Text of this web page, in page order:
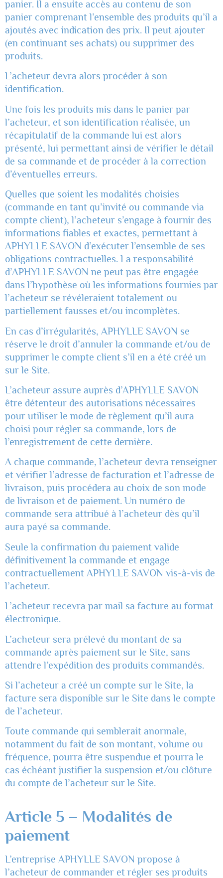
panier. Il a ensuite accès au contenu de son
panier comprenant l’ensemble des produits qu’il a
ajoutés avec indication des prix. Il peut ajouter
(en continuant ses achats) ou supprimer des
produits.
L’acheteur devra alors procéder à son
identification.
Une fois les produits mis dans le panier par
l’acheteur, et son identification réalisée, un
récapitulatif de la commande lui est alors
présenté, lui permettant ainsi de vérifier le détail
de sa commande et de procéder à la correction
d’éventuelles erreurs.
Quelles que soient les modalités choisies
(commande en tant qu’invité ou commande via
compte client), l’acheteur s’engage à fournir des
informations fiables et exactes, permettant à
APHYLLE SAVON d’exécuter l’ensemble de ses
obligations contractuelles. La responsabilité
d’APHYLLE SAVON ne peut pas être engagée
dans l’hypothèse où les informations fournies par
l’acheteur se révéleraient totalement ou
partiellement fausses et/ou incomplètes.
En cas d’irrégularités, APHYLLE SAVON se
réserve le droit d’annuler la commande et/ou de
supprimer le compte client s’il en a été créé un
sur le Site.
L’acheteur assure auprès d’APHYLLE SAVON
être détenteur des autorisations nécessaires
pour utiliser le mode de règlement qu’il aura
choisi pour régler sa commande, lors de
l’enregistrement de cette dernière.
A chaque commande, l’acheteur devra renseigner
et vérifier l’adresse de facturation et l’adresse de
livraison, puis procédera au choix de son mode
de livraison et de paiement. Un numéro de
commande sera attribué à l’acheteur dès qu’il
aura payé sa commande.
Seule la confirmation du paiement valide
définitivement la commande et engage
contractuellement APHYLLE SAVON vis-à-vis de
l’acheteur.
L’acheteur recevra par mail sa facture au format
électronique.
L’acheteur sera prélevé du montant de sa
commande après paiement sur le Site, sans
attendre l’expédition des produits commandés.
Si l’acheteur a créé un compte sur le Site, la
facture sera disponible sur le Site dans le compte
de l’acheteur.
Toute commande qui semblerait anormale,
notamment du fait de son montant, volume ou
fréquence, pourra être suspendue et pourra le
cas échéant justifier la suspension et/ou clôture
du compte de l’acheteur sur le Site.
Article 5 – Modalités de
paiement
L’entreprise APHYLLE SAVON propose à
l’acheteur de commander et régler ses produits